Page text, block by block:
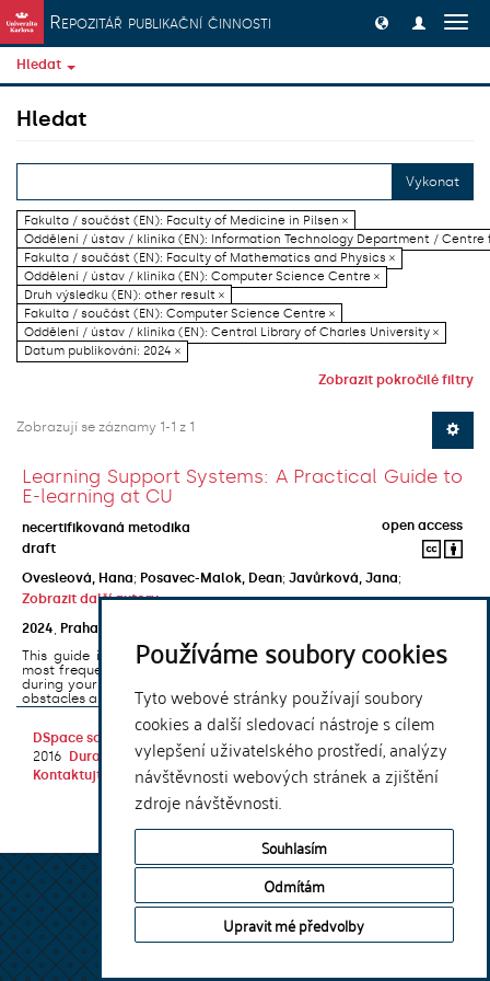
Používáme soubory cookies
Tyto webové stránky používají soubory
cookies a další sledovací nástroje s cílem
vylepšení uživatelského prostředí, analýzy
návštěvnosti webových stránek a zjištění
zdroje návštěvnosti.
Souhlasím
Odmítám
Upravit mé předvolby
Přeskočit na obsah
Repozitář publikační činnosti
Hledat
Hledat
Vykonat
Fakulta / součást (EN): Faculty of Medicine in Pilsen ×
Oddělení / ústav / klinika (EN): Information Technology Department / Centre
Fakulta / součást (EN): Faculty of Mathematics and Physics ×
Oddělení / ústav / klinika (EN): Computer Science Centre ×
Druh výsledku (EN): other result ×
Fakulta / součást (EN): Computer Science Centre ×
Oddělení / ústav / klinika (EN): Central Library of Charles University ×
Datum publikování: 2024 ×
Zobrazit pokročilé filtry
Zobrazují se záznamy 1-1 z 1
Learning Support Systems: A Practical Guide to
E-learning at CU
necertifikovaná metodika
open access
draft
Ovesleová, Hana; Posavec-Malok, Dean; Javůrková, Jana;
Zobrazit další autory
2024
Praha
This guide introduces the e-learning support tools that are used
most frequently at Charles University and that you may encounter
during your studies. It will also help you to avoid the most common
obstacles associated ...
DSpace software
2016
DuraSpace
Kontaktujte nás |Vyjádření názoru
Theme by